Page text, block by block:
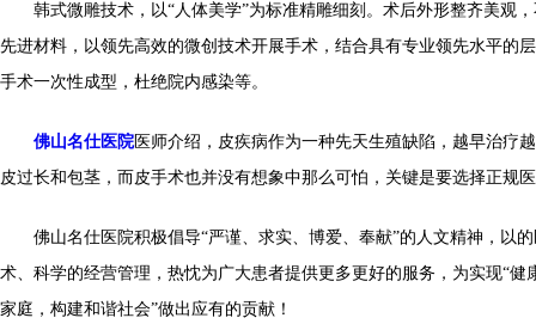
韩式微雕技术，以“人体美学”为标准精雕细刻。术后外形整齐美观，
先进材料，以领先高效的微创技术开展手术，结合具有专业领先水平的
手术一次性成型，杜绝院内感染等。
佛山名仕医院 医师介绍，皮疾病作为一种先天生殖缺陷，越早治疗
皮过长和包茎，而皮手术也并没有想象中那么可怕，关键是要选择正规
佛山名仕医院积极倡导“严谨、求实、博爱、奉献”的人文精神，以的
术、科学的经营管理，热忱为广大患者提供更多更好的服务，为实现“健
家庭，构建和谐社会”做出应有的贡献！